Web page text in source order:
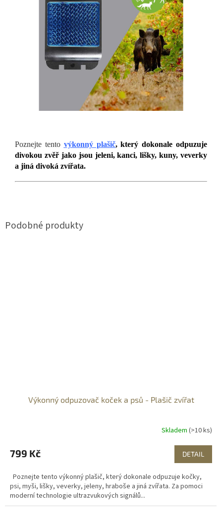
Poznejte tento výkonný plašič, který dokonale odpuzuje
divokou zvěř jako jsou jeleni, kanci, lišky, kuny, veverky
a jiná divoká zvířata.
Výkonný odpuzovač koček a psů - Plašič zvířat
Skladem (>10 ks)
799 Kč DETAIL
Poznejte tento výkonný plašič, který dokonale odpuzuje kočky,
psi, myši, lišky, veverky, jeleny, hraboše a jiná zvířata. Za pomoci
moderní technologie ultrazvukových signálů...